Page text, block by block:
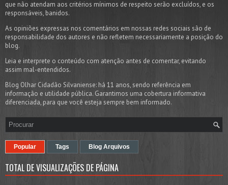
que não atendam aos critérios mínimos de respeito serão excluídos, e os
responsáveis, banidos.
As opiniões expressas nos comentários em nossas redes sociais são de
responsabilidade dos autores e não refletem necessariamente a posição do
blog.
Leia e interprete o conteúdo com atenção antes de comentar, evitando
assim mal-entendidos.
Blog Olhar Cidadão Silvaniense: há 11 anos, sendo referência em
informação e utilidade pública. Garantimos uma cobertura informativa
diferenciada, para que você esteja sempre bem informado.
Popular Tags Blog Arquivos
TOTAL DE VISUALIZAÇÕES DE PÁGINA